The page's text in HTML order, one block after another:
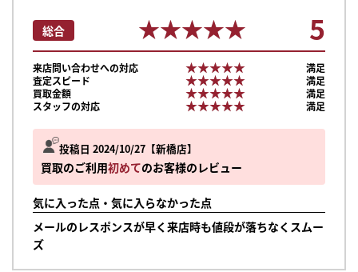
投稿日 2024/10/27 新橋店
買取のご利用初めてのお客様のレビュー
気に入った点・気に入らなかった点
メールのレスポンスが早く来店時も値段が落ちなくスムー
ズ
総合 ★★★★★
★★★★★ 5
来店問い合わせへの対応 ★★★★★
★★★★★
満足
査定スピード
★★★★★
★★★★★
満足
買取金額
★★★★★
★★★★★
満足
スタッフの対応
★★★★★
★★★★★ 満足
まずは